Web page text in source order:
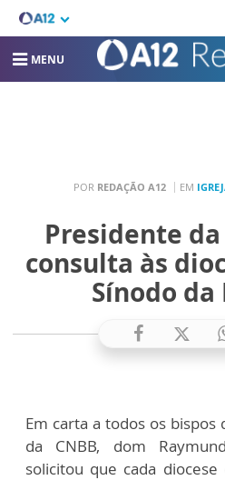
MENU
POR REDAÇÃO A12 EM
Presidente
consulta às
Sínodo
Em carta a todos os
da CNBB, dom
solicitou que cada